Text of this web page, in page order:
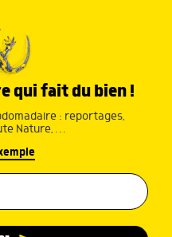
qui fait du bien !
: reportages,
Nature, …